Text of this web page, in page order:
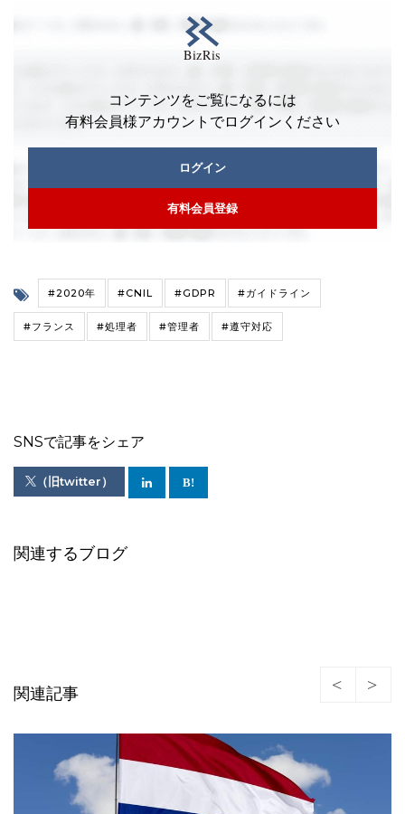
コンテンツをご覧になるには
有料会員様アカウントでログインください
ログイン
有料会員登録
#2020年 #CNIL #GDPR #ガイドライン
#フランス #処理者 #管理者 #遵守対応
SNSで記事をシェア
（旧twitter）
関連するブログ
関連記事